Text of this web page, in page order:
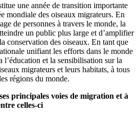
une année de transition importante
mondiale des oiseaux migrateurs. En
de personnes à travers le monde, la
un public plus large et d’amplifier
conservation des oiseaux. En tant que
unifiant les efforts dans le monde
et la sensibilisation sur la
migrateurs et leurs habitats, à tous
régions du monde.
principales voies de migration et à
celles-ci